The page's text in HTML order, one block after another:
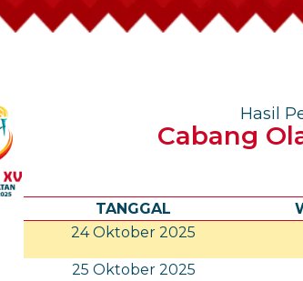
Hasil
Cabang
TANGGAL
24 Oktober 2025
25 Oktober 2025